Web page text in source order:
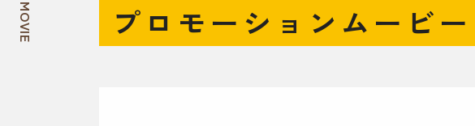
プロモーションムービー
MOVIE